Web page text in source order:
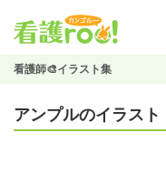
看護師🎨イラスト集
アンプルのイラスト